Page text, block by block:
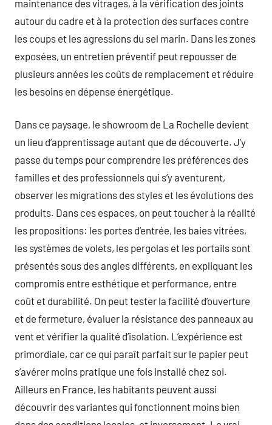
maintenance des vitrages, à la vérification des joints
autour du cadre et à la protection des surfaces contre
les coups et les agressions du sel marin. Dans les zones
exposées, un entretien préventif peut repousser de
plusieurs années les coûts de remplacement et réduire
les besoins en dépense énergétique.
Dans ce paysage, le showroom de La Rochelle devient
un lieu d’apprentissage autant que de découverte. J’y
passe du temps pour comprendre les préférences des
familles et des professionnels qui s’y aventurent,
observer les migrations des styles et les évolutions des
produits. Dans ces espaces, on peut toucher à la réalité
les propositions: les portes d’entrée, les baies vitrées,
les systèmes de volets, les pergolas et les portails sont
présentés sous des angles différents, en expliquant les
compromis entre esthétique et performance, entre
coût et durabilité. On peut tester la facilité d’ouverture
et de fermeture, évaluer la résistance des panneaux au
vent et vérifier la qualité d’isolation. L’expérience est
primordiale, car ce qui paraît parfait sur le papier peut
s’avérer moins pratique une fois installé chez soi.
Ailleurs en France, les habitants peuvent aussi
découvrir des variantes qui fonctionnent moins bien